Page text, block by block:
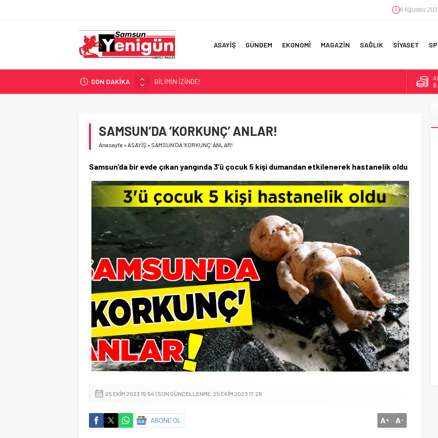
6 Ağustos
ASAYİŞ GÜNDEM EKONOMİ MAGAZİN SAĞLIK SİYASET
SON DAKİKA
BİLİMİN İZİNDE!
TIR’A ‘ZEHİR’ BASKINI!
UÇURUMDA CAN PAZARI!
SAMSUN’DA ‘KORKUNÇ’ ANLAR!
Anasayfa »ASAYİŞ » SAMSUN’DA ‘KORKUNÇ’ ANLAR!
Samsun’da bir evde çıkan yangında 3’ü çocuk 5 kişi dumandan etkilenerek hastanelik oldu
25 EKIM 2023 15:54 | SON GÜNCELLENME: 25 EKIM 2023 17:28
ABONE OL A+ A-